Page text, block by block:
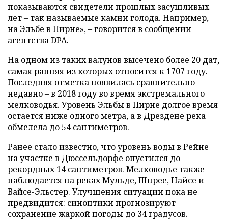
показываются свидетели прошлых засушливых
лет – так называемые камни голода. Например,
на Эльбе в Пирне», – говорится в сообщении
агентства DPA.
На одном из таких валунов высечено более 20 дат,
самая ранняя из которых относится к 1707 году.
Последняя отметка появилась сравнительно
недавно – в 2018 году во время экстремального
мелководья. Уровень Эльбы в Пирне долгое время
остается ниже одного метра, а в Дрездене река
обмелела до 54 сантиметров.
Ранее стало известно, что уровень воды в Рейне
на участке в Дюссельдорфе опустился до
рекордных 14 сантиметров. Мелководье также
наблюдается на реках Мульде, Шпрее, Найсе и
Вайсе-Эльстер. Улучшения ситуации пока не
предвидится: синоптики прогнозируют
сохранение жаркой погоды до 34 градусов.